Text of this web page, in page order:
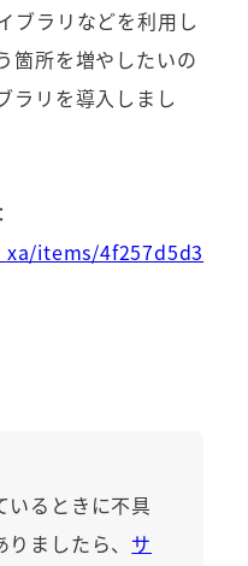
ブラリなどを利用し
箇所を増やしたいの
ラリを導入しまし
items/4f257d5d3
いるときに不具
ましたら、 サ